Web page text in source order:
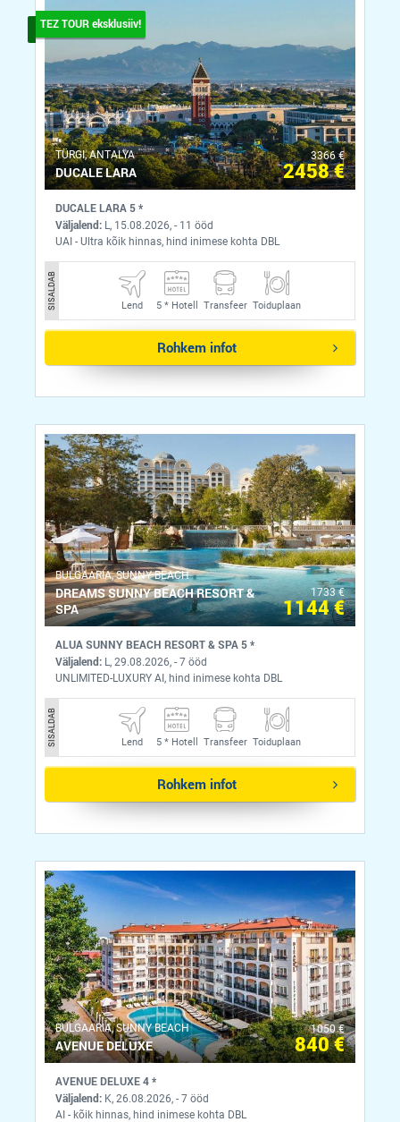
TEZ TOUR eksklusiiv!
ТÜRGI, ANTALYA
DUCALE LARA
3366 €
2458 €
DUCALE LARA 5 *
Väljalend: L, 15.08.2026, - 11 ööd
UAI - Ultra kõik hinnas, hind inimese kohta DBL
SISALDAB Lend 5 *Hotell Transfeer Toiduplaan
Rohkem infot
BULGAARIA, SUNNY BEACH
DREAMS SUNNY BEACH RESORT &
SPA
1733 €
1144 €
ALUA SUNNY BEACH RESORT & SPA 5 *
Väljalend: L, 29.08.2026, - 7 ööd
UNLIMITED-LUXURY AI, hind inimese kohta DBL
SISALDAB Lend 5 *Hotell Transfeer Toiduplaan
Rohkem infot
BULGAARIA, SUNNY BEACH
AVENUE DELUXE
1050 €
840 €
AVENUE DELUXE 4 *
Väljalend: K, 26.08.2026, - 7 ööd
AI - kõik hinnas, hind inimese kohta DBL